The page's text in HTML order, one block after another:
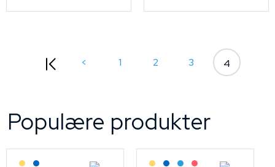
< 1 2 3 4
Populære produkter
Lagerført: Grossist
Lagerført: NEK Kabel Lagerført: Grossist
Lagerført: NEK Kabel
Bestilling: 2-3 uker
På forespørsel